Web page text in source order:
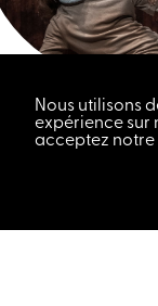
Nous utilisons
expérience sur
acceptez notre